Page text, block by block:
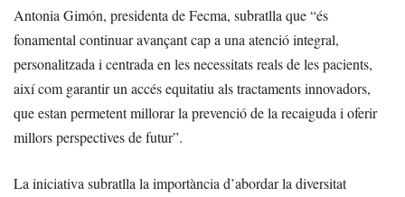
Antonia Gimón, presidenta de Fecma, subratlla que “és
fonamental continuar avançant cap a una atenció integral,
personalitzada i centrada en les necessitats reals de les pacients,
així com garantir un accés equitatiu als tractaments innovadors,
que estan permetent millorar la prevenció de la recaiguda i oferir
millors perspectives de futur”.
La iniciativa subratlla la importància d’abordar la diversitat